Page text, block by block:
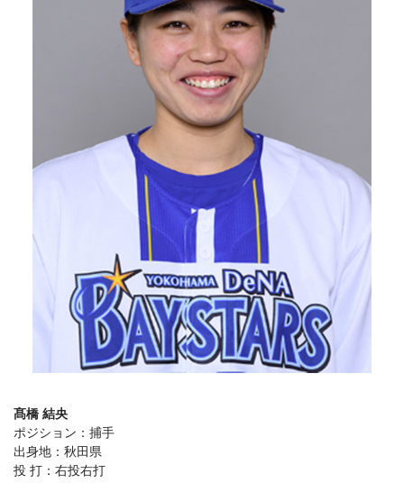
髙橋 結央
ポジション：捕手
出身地：秋田県
投 打：右投右打